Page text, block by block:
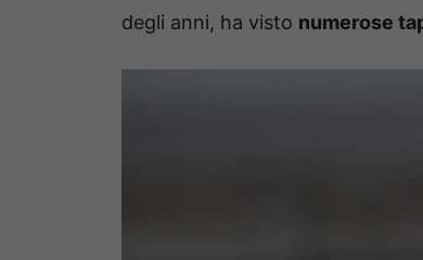
degli anni, ha visto numerose